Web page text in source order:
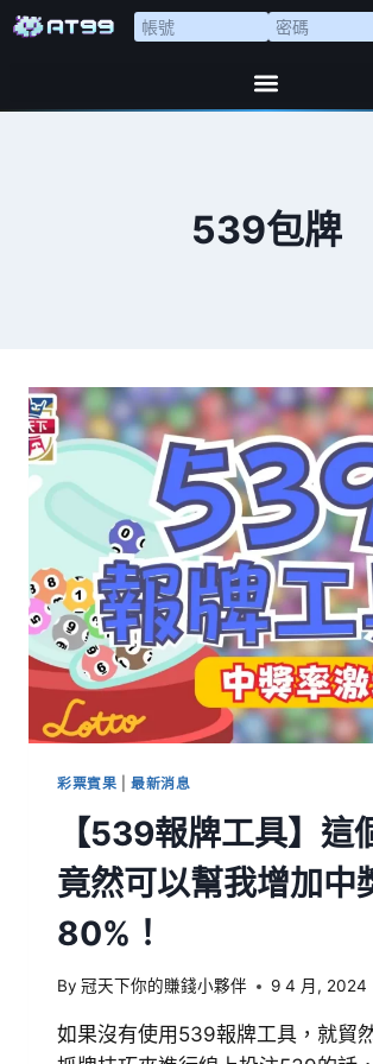
539包牌
彩票賓果 |最新消息
【539報牌工具】這
竟然可以幫我增加中
80%！
By 冠天下你的賺錢小夥伴 9 4 月, 2024
如果沒有使用539報牌工具，就貿